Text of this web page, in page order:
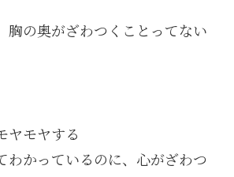
胸の奥がざわつくことってない
ヤモヤする
わかっているのに、心がざわつ